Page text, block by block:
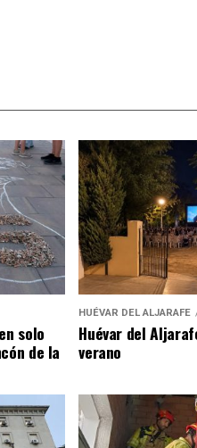
solo
de la
HUÉVAR DEL ALJARAFE
Huévar del
verano